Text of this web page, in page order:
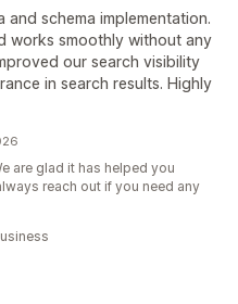
schema implementation.
works smoothly without any
our search visibility
in search results. Highly
are glad it has helped you
reach out if you need any